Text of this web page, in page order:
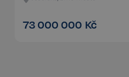
73 000 000 Kč